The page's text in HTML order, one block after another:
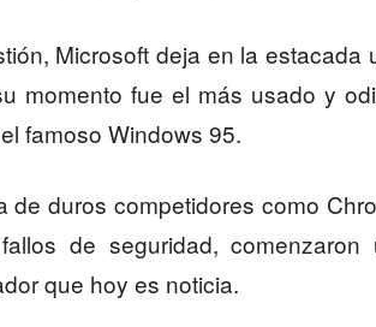
Microsoft deja en la estacada
momento fue el más usado y
famoso Windows 95.
de duros competidores como
de seguridad,
que hoy es noticia.